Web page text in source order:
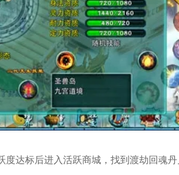
达标后进入活跃商城，找到渡劫回魂